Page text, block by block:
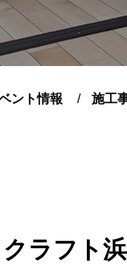
ント情報 施工
ラフト